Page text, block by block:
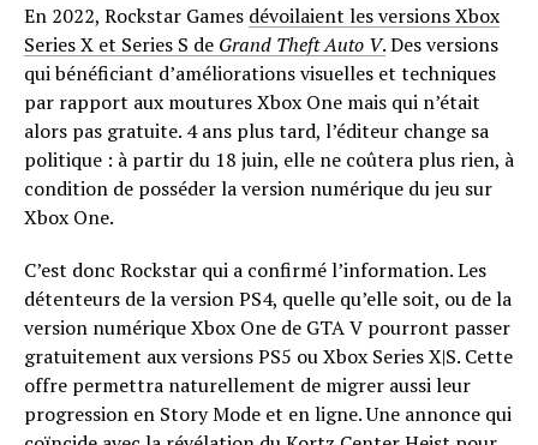
En 2022, Rockstar Games dévoilaient les versions Xbox
Series X et Series S de Grand Theft Auto V.Des versions
qui bénéficiant d’améliorations visuelles et techniques
par rapport aux moutures Xbox One mais qui n’était
alors pas gratuite. 4 ans plus tard, l’éditeur change sa
politique : à partir du 18 juin, elle ne coûtera plus rien, à
condition de posséder la version numérique du jeu sur
Xbox One.
C’est donc Rockstar qui a confirmé l’information. Les
détenteurs de la version PS4, quelle qu’elle soit, ou de la
version numérique Xbox One de GTA V pourront passer
gratuitement aux versions PS5 ou Xbox Series X|S. Cette
offre permettra naturellement de migrer aussi leur
progression en Story Mode et en ligne. Une annonce qui